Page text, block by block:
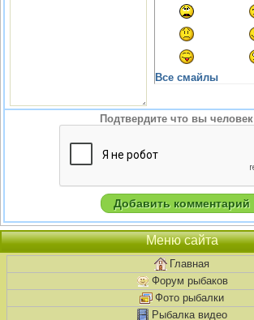
Все смайлы
Подтвердите что вы человек
Меню сайта
Главная
Форум рыбаков
Фото рыбалки
Рыбалка видео